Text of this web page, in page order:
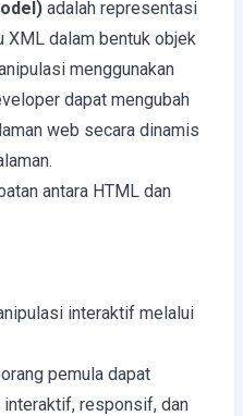
adalah representasi
XML dalam bentuk objek
menggunakan
dapat mengubah
web secara dinamis
antara HTML dan
interaktif melalui
pemula dapat
interaktif, responsif, dan